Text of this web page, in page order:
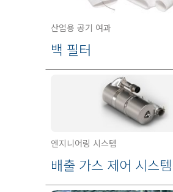
산업용 공기 여과
백 필터
엔지니어링 시스템
배출 가스 제어 시스템